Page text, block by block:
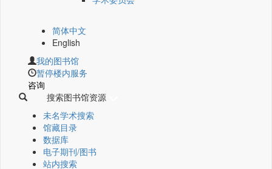
简体中文
English
我的图书馆
暂停楼内服务
咨询
搜索图书馆资源
未名学术搜索
馆藏目录
数据库
电子期刊/图书
站内搜索